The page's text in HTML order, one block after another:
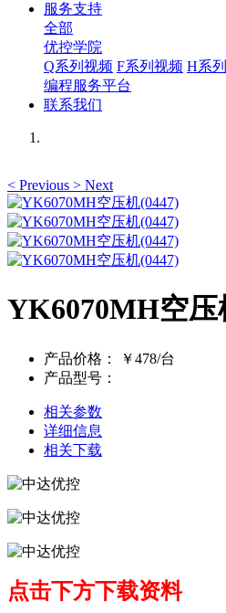
服务支持
全部
优控学院
Q系列视频 F系列视频 H系
编程服务平台
联系我们
< Previous > Next
YK6070MH空压
产品价格：
￥478/台
产品型号：
相关参数
详细信息
相关下载
点击下方下载资料